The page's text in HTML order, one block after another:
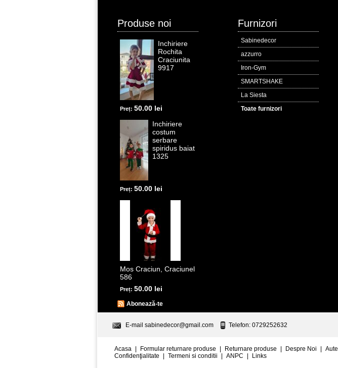
Produse noi
Inchiriere
Rochita
Craciunita
9917
Preț: 50.00 lei
Inchiriere
costum
serbare
spiridus baiat
1325
Preț: 50.00 lei
Mos Craciun, Craciunel
586
Preț: 50.00 lei
Abonează-te
Furnizori
Sabinedecor
azzurro
Iron-Gym
SMARTSHAKE
La Siesta
Toate furnizori
E-mail sabinedecor@gmail.com Telefon: 0729252632
Acasa Formular returnare produse Returnare produse Despre Noi
Confidenţialitate
Termeni si conditii ANPC Links